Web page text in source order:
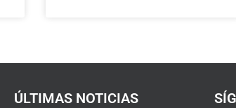
ÚLTIMAS NOTICIAS